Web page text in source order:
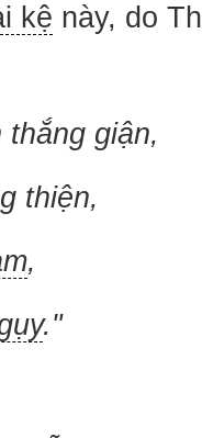
kệ này, do
giận,
thiện,
,
."